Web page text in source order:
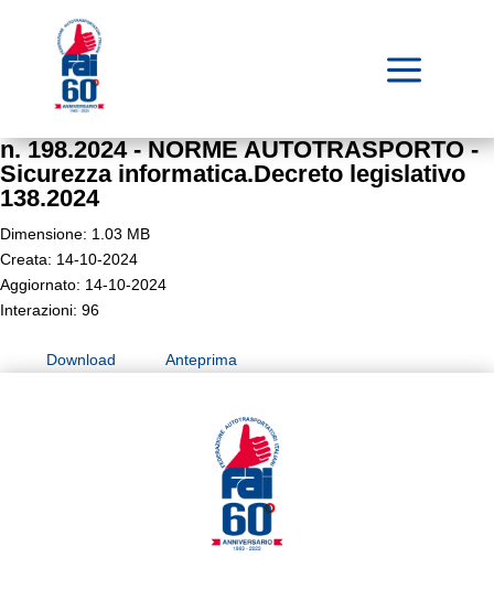
a
n. 198.2024 - NORME AUTOTRASPORTO -
Sicurezza informatica.Decreto legislativo
138.2024
Dimensione: 1.03 MB
Creata: 14-10-2024
Aggiornato: 14-10-2024
Interazioni: 96
Download Anteprima